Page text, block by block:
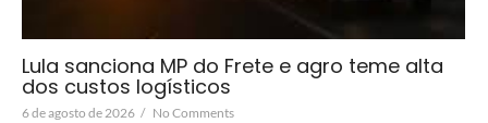
Lula sanciona MP do Frete e agro teme alta
dos custos logísticos
6 de agosto de 2026 / No Comments